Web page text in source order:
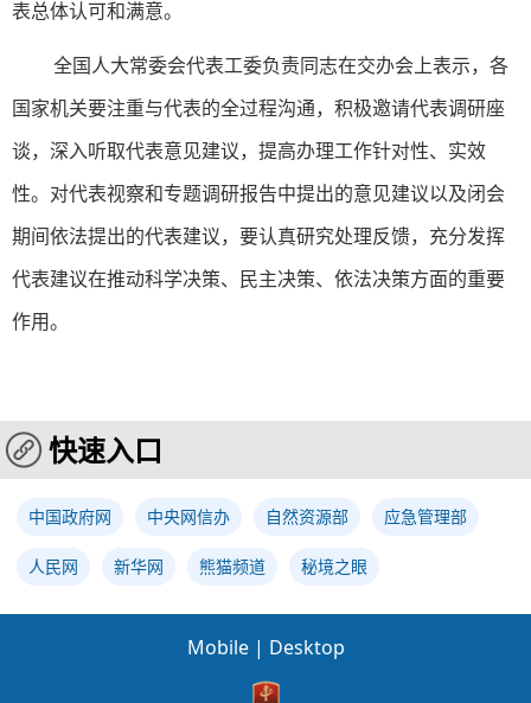
表总体认可和满意。
全国人大常委会代表工委负责同志在交办会上表示，各
国家机关要注重与代表的全过程沟通，积极邀请代表调研座
谈，深入听取代表意见建议，提高办理工作针对性、实效
性。对代表视察和专题调研报告中提出的意见建议以及闭会
期间依法提出的代表建议，要认真研究处理反馈，充分发挥
代表建议在推动科学决策、民主决策、依法决策方面的重要
作用。
快速入口
中国政府网 中央网信办 自然资源部 应急管理部
人民网 新华网 熊猫频道 秘境之眼
Mobile | Desktop